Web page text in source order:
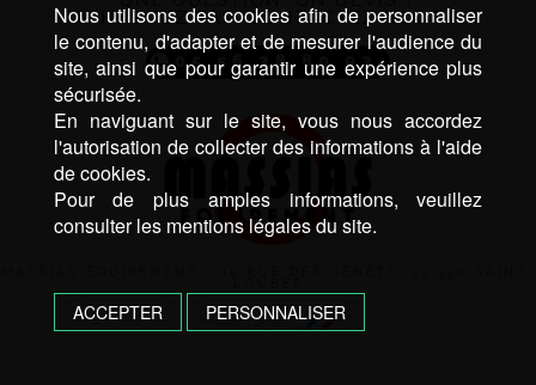
N’HÉSITEZ PAS, CONTACTEZ NOUS !
05 56 38 80 93
Mentions légales
Nous utilisons des cookies afin de personnaliser
le contenu, d'adapter et de mesurer l'audience du
site, ainsi que pour garantir une expérience plus
sécurisée.
En naviguant sur le site, vous nous accordez
l'autorisation de collecter des informations à l'aide
de cookies.
Pour de plus amples informations, veuillez
consulter les mentions légales du site.
ACCEPTER PERSONNALISER